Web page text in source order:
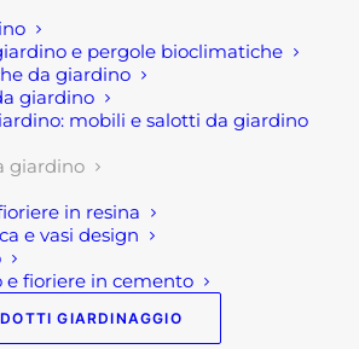
e pergole bioclimatiche
da giardino
giardino
mobili e salotti da giardino
giardino
in resina
e vasi design
e fioriere in cemento
GIARDINAGGIO
simil maiolica conferisce tavolino
in metallo un aspetto
simil maiolica riprende
floreale tradizionale
ceramica. Ovvero, una
floreale. Mentre, il colore
nero verniciato, ricordai classici
da giardino, con il
leggerezza rispetto a
le dimensioni ridotte d. 60 cm
una pratica e funzionale